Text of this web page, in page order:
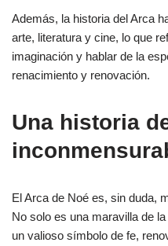
Además, la historia del Arca
arte, literatura y cine, lo que
imaginación y hablar de la
renacimiento y renovación.
Una historia
El Arca de Noé es, sin duda,
No solo es una maravilla de
un valioso símbolo de fe,